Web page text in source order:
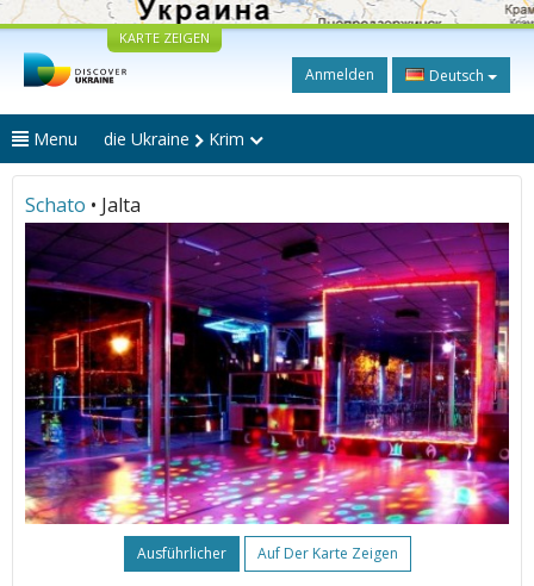
KARTE ZEIGEN
Anmelden Deutsch
Menu die Ukraine Krim
Schato • Jalta
Ausführlicher Auf Der Karte Zeigen